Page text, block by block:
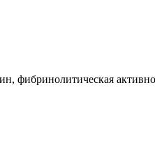
фибринолитическая